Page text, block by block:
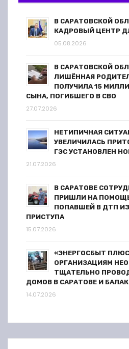
В САРАТОВСКОЙ
КАДРОВЫЙ ЦЕНТР
05.08.2026
В САРАТОВСКОЙ
ЛИШЁННАЯ
ПОЛУЧИЛА 15
СЫНА, ПОГИБШЕГО В СВО
27.07.2026
НЕТИПИЧНАЯ
УВЕЛИЧИЛАСЬ
ГЭС УСТАНОВЛЕН
21.07.2026
В САРАТОВЕ
ПРИШЛИ НА
ПОПАВШЕЙ В ДТП
ПРИСТУПА
15.07.2026
«ЭНЕРГОСБЫТ
ОРГАНИЗАЦИЯМ
ТЩАТЕЛЬНО
ДОМОВ В САРАТОВЕ И
14.07.2026